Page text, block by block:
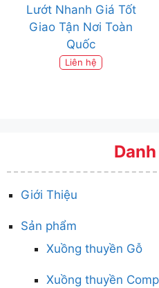
Lướt Nhanh Giá Tốt
Giao Tận Nơi Toàn
Quốc
Liên hệ
Giới Thiệu
Sản phẩm
Xuồng thuyền Gỗ
Xuồng thuyền